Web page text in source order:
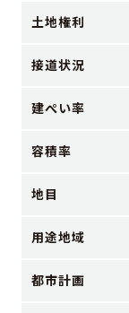
土地権利
接道状況
建ぺい率
容積率
地目
用途地域
都市計画